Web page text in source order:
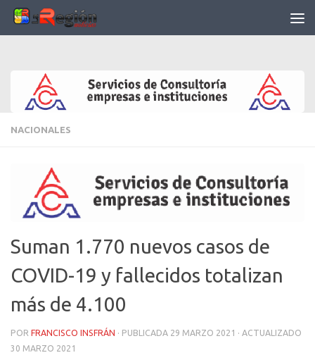
Saltar al contenido
NACIONALES
Suman 1.770 nuevos casos de
COVID-19 y fallecidos totalizan
más de 4.100
POR FRANCISCO INSFRÁN · PUBLICADA 29 MARZO 2021 · ACTUALIZADO
30 MARZO 2021